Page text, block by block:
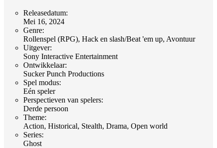
Releasedatum:
Mei 16, 2024
Genre:
Rollenspel (RPG), Hack en slash/Beat 'em up, Avontuur
Uitgever:
Sony Interactive Entertainment
Ontwikkelaar:
Sucker Punch Productions
Spel modus:
Eén speler
Perspectieven van spelers:
Derde persoon
Theme:
Action, Historical, Stealth, Drama, Open world
Series:
Ghost